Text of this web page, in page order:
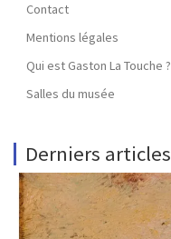
Contact
Mentions légales
Qui est Gaston La Touche ?
Salles du musée
Derniers articles